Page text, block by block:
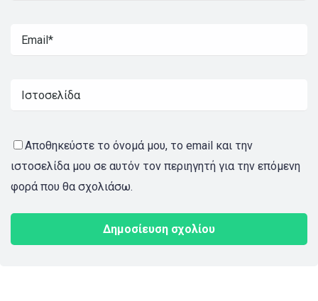
Αποθηκεύστε το όνομά μου, το email και την
ιστοσελίδα μου σε αυτόν τον περιηγητή για την επόμενη
φορά που θα σχολιάσω.